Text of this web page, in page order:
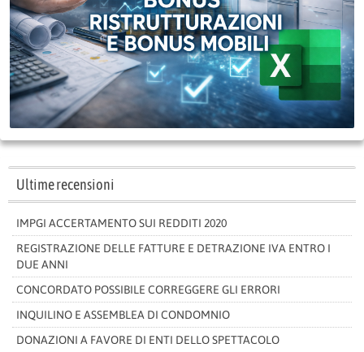
Ultime recensioni
IMPGI ACCERTAMENTO SUI REDDITI 2020
REGISTRAZIONE DELLE FATTURE E DETRAZIONE IVA ENTRO I
DUE ANNI
CONCORDATO POSSIBILE CORREGGERE GLI ERRORI
INQUILINO E ASSEMBLEA DI CONDOMNIO
DONAZIONI A FAVORE DI ENTI DELLO SPETTACOLO